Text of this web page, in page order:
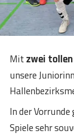
Mit zwei
unsere
In der
Spiele sehr